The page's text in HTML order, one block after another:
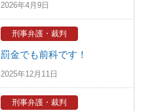
2026年4月9日
刑事弁護・裁判
罰金でも前科です！
2025年12月11日
刑事弁護・裁判